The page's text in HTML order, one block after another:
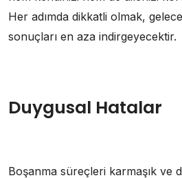
Her adımda dikkatli olmak,
sonuçları en aza indirgeyecektir.
Duygusal Hatalar
Boşanma süreçleri karmaşık ve